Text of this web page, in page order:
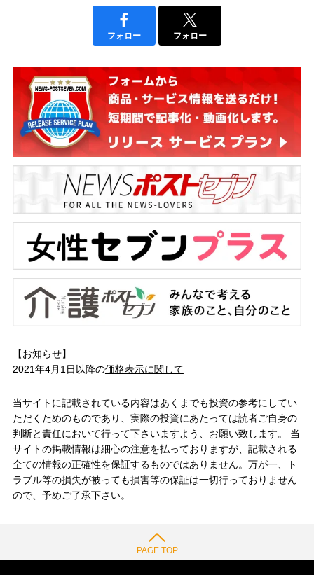
フォロー フォロー
【お知らせ】
2021年4月1日以降の価格表示に関して
当サイトに記載されている内容はあくまでも投資の参考にしてい
ただくためのものであり、実際の投資にあたっては読者ご自身の
判断と責任において行って下さいますよう、お願い致します。 当
サイトの掲載情報は細心の注意を払っておりますが、記載される
全ての情報の正確性を保証するものではありません。万が一、ト
ラブル等の損失が被っても損害等の保証は一切行っておりません
ので、予めご了承下さい。
PAGE TOP